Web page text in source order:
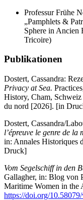
Professur Frühe
„Pamphlets &
Sphere in Ancien
Tricoire)
Publikationen
Dostert, Cassandra:
Privacy at Sea.
History, Cham,
du nord [2026]. [in
Dostert, Cassandra/
l’épreuve le genre de la
in: Annales Historiques
Druck]
Vom Segelschiff in den
Gallagher, in: Blog von
Maritime Women in the
https://doi.org/10.58079/